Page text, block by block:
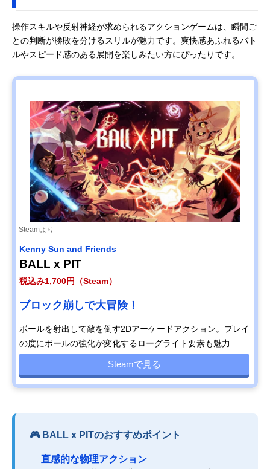
操作スキルや反射神経が求められるアクションゲームは、瞬間ご
との判断が勝敗を分けるスリルが魅力です。爽快感あふれるバト
ルやスピード感のある展開を楽しみたい方にぴったりです。
Steamより
Kenny Sun and Friends
BALL x PIT
税込み1,700円（Steam）
ブロック崩しで大冒険！
ボールを射出して敵を倒す2Dアーケードアクション。プレイ
の度にボールの強化が変化するローグライト要素も魅力
Steamで見る
🎮 BALL x PITのおすすめポイント
直感的な物理アクション